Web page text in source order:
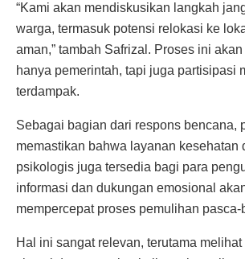
“Kami akan mendiskusikan langkah
warga, termasuk potensi relokasi ke
aman,” tambah Safrizal. Proses ini
hanya pemerintah, tapi juga partisipasi
terdampak.
Sebagai bagian dari respons bencana,
memastikan bahwa layanan kesehatan
psikologis juga tersedia bagi para
informasi dan dukungan emosional
mempercepat proses pemulihan pasca-
Hal ini sangat relevan, terutama